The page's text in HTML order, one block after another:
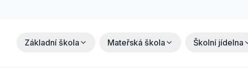
Základní škola Mateřská škola Školní jídelna